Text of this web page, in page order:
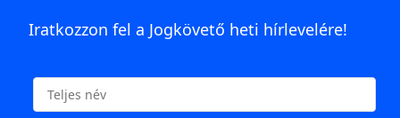
Iratkozzon fel a Jogkövető heti hírlevelére!